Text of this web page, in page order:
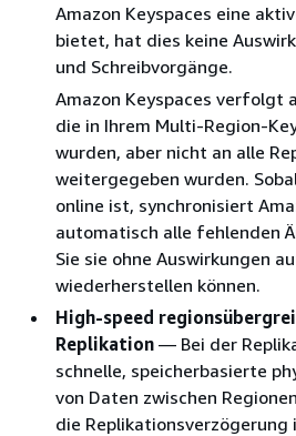
Amazon Keyspaces eine
bietet, hat dies keine
und Schreibvorgänge.
Amazon Keyspaces verfolgt
die in Ihrem Multi-Region-
wurden, aber nicht an alle
weitergegeben wurden.
online ist, synchronisiert
automatisch alle fehlenden
Sie sie ohne Auswirkungen
wiederherstellen können.
High-speed
Replikation — Bei der
schnelle, speicherbasierte
von Daten zwischen
die Replikationsverzögerung